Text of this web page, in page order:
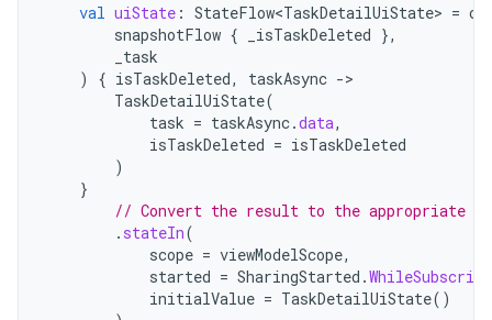
val uiState : StateFlow<TaskDetailUiState> =
snapshotFlow { _isTaskDeleted },
_task
)
{ isTaskDeleted, taskAsync -
TaskDetailUiState(
task = taskAsync.data,
isTaskDeleted = isTaskDeleted
)
}
// Convert the result to the appropriate
. stateIn(
scope = viewModelScope,
started = SharingStarted .
initialValue = TaskDetailUiState()